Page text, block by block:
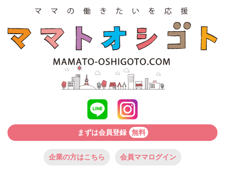
まずは会員登録 無料
企業の方はこちら 会員ママログイン